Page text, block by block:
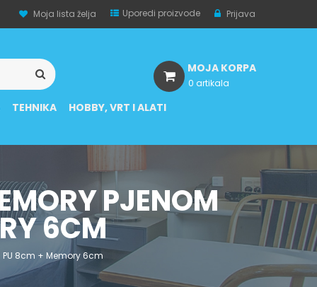
Moja lista želja Uporedi proizvode Prijava
TEHNIKA HOBBY, VRT I ALATI
MOJA KORPA
0 artikala
PJENOM
6CM
8cm + Memory 6cm